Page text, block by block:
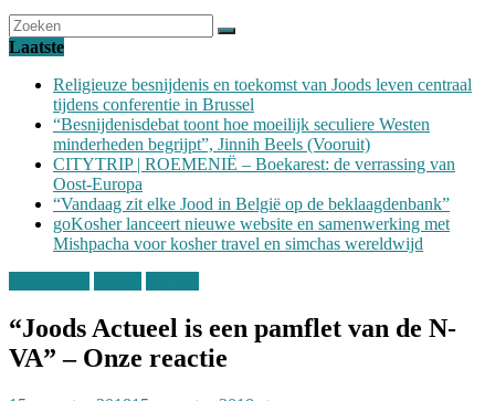
Laatste
Religieuze besnijdenis en toekomst van Joods leven centraal
tijdens conferentie in Brussel
“Besnijdenisdebat toont hoe moeilijk seculiere Westen
minderheden begrijpt”, Jinnih Beels (Vooruit)
CITYTRIP | ROEMENIË – Boekarest: de verrassing van
Oost-Europa
“Vandaag zit elke Jood in België op de beklaagdenbank”
goKosher lanceert nieuwe website en samenwerking met
Mishpacha voor kosher travel en simchas wereldwijd
“Joods Actueel is een pamflet van de N-
VA” – Onze reactie